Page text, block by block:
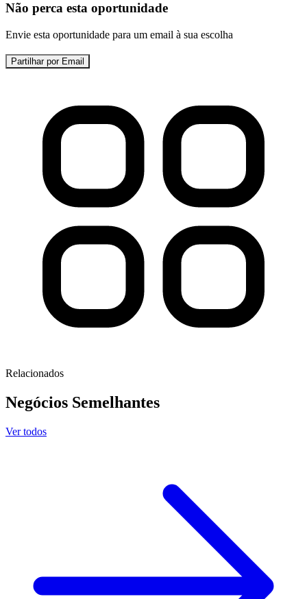
Não perca esta oportunidade
Envie esta oportunidade para um email à sua escolha
Partilhar por Email
Relacionados
Negócios Semelhantes
Ver todos